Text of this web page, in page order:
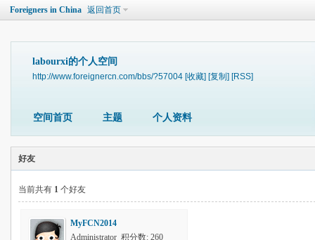
Foreigners in China 返回首页
labourxi的个人空间
http://www.foreignercn.com/bbs/?57004 [收藏] [复制] [RSS]
空间首页 主题 个人资料
好友
当前共有 1 个好友
MyFCN2014
Administrator 积分数: 260